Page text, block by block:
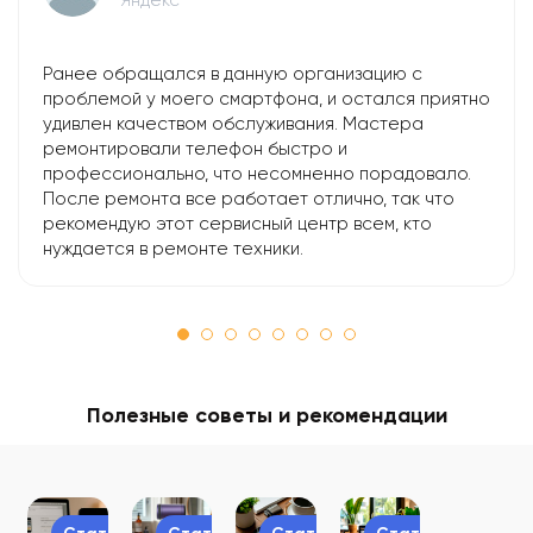
Ранее обращался в данную организацию с
проблемой у моего смартфона, и остался приятно
удивлен качеством обслуживания. Мастера
ремонтировали телефон быстро и
профессионально, что несомненно порадовало.
После ремонта все работает отлично, так что
рекомендую этот сервисный центр всем, кто
нуждается в ремонте техники.
Полезные советы и рекомендации